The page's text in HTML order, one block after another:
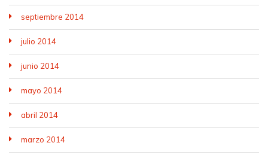
septiembre 2014
julio 2014
junio 2014
mayo 2014
abril 2014
marzo 2014